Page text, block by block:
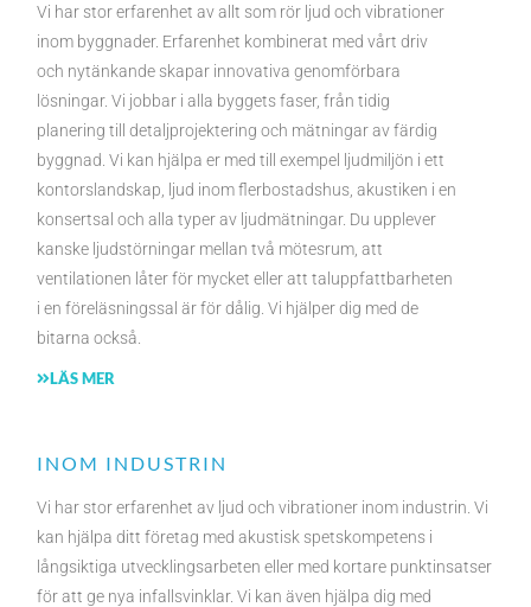
Vi har stor erfarenhet av allt som rör ljud och vibrationer
inom byggnader. Erfarenhet kombinerat med vårt driv
och nytänkande skapar innovativa genomförbara
lösningar. Vi jobbar i alla byggets faser, från tidig
planering till detaljprojektering och mätningar av färdig
byggnad. Vi kan hjälpa er med till exempel ljudmiljön i ett
kontorslandskap, ljud inom flerbostadshus, akustiken i en
konsertsal och alla typer av ljudmätningar. Du upplever
kanske ljudstörningar mellan två mötesrum, att
ventilationen låter för mycket eller att taluppfattbarheten
i en föreläsningssal är för dålig. Vi hjälper dig med de
bitarna också.
LÄS MER
INOM INDUSTRIN
Vi har stor erfarenhet av ljud och vibrationer inom industrin. Vi
kan hjälpa ditt företag med akustisk spetskompetens i
långsiktiga utvecklingsarbeten eller med kortare punktinsatser
för att ge nya infallsvinklar. Vi kan även hjälpa dig med